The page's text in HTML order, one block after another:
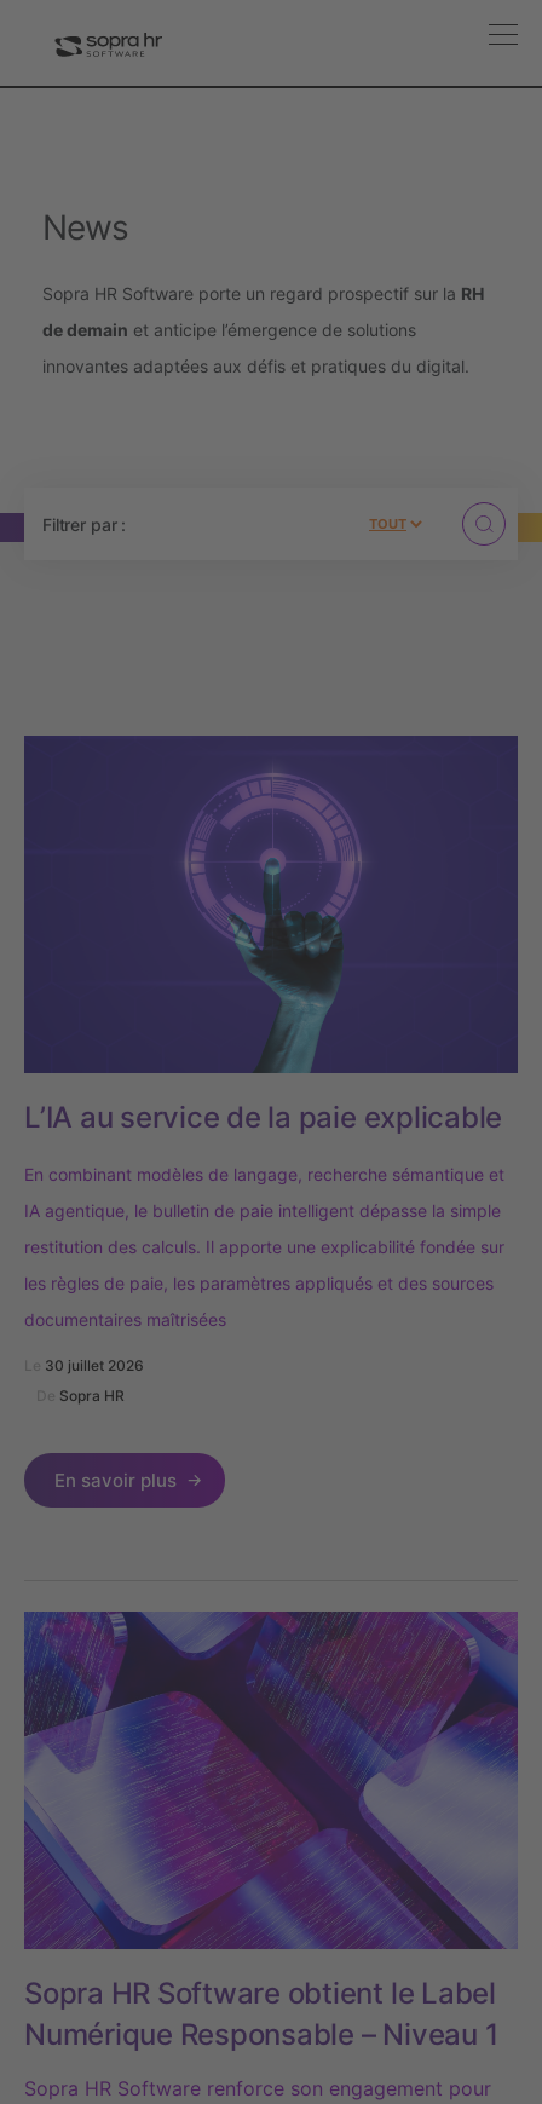
News
Sopra HR Software porte un regard prospectif sur la RH
de demain et anticipe l’émergence de solutions
innovantes adaptées aux défis et pratiques du digital.
Filtrer par :
L’IA au service de la paie explicable
En combinant modèles de langage, recherche sémantique et
IA agentique, le bulletin de paie intelligent dépasse la simple
restitution des calculs. Il apporte une explicabilité fondée sur
les règles de paie, les paramètres appliqués et des sources
documentaires maîtrisées
30 juillet 2026
Sopra HR
En savoir plus
Sopra HR Software obtient le Label
Numérique Responsable – Niveau 1
Sopra HR Software renforce son engagement pour